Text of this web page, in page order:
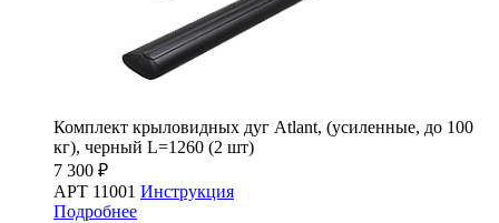
Комплект крыловидных дуг Atlant, (усиленные, до 100
кг), черный L=1260 (2 шт)
7 300 ₽
АРТ 11001 Инструкция
Подробнее